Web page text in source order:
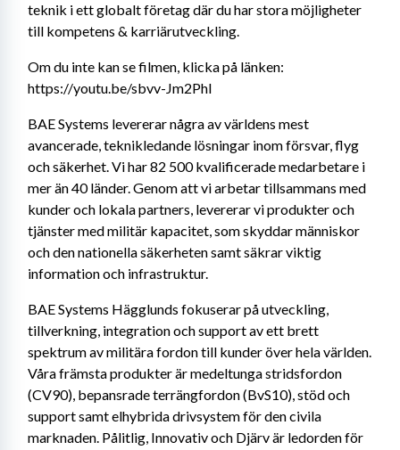
teknik i ett globalt företag där du har stora möjligheter
till kompetens & karriärutveckling.
Om du inte kan se filmen, klicka på länken:
https://youtu.be/sbvv-Jm2PhI
BAE Systems levererar några av världens mest
avancerade, teknikledande lösningar inom försvar, flyg
och säkerhet. Vi har 82 500 kvalificerade medarbetare i
mer än 40 länder. Genom att vi arbetar tillsammans med
kunder och lokala partners, levererar vi produkter och
tjänster med militär kapacitet, som skyddar människor
och den nationella säkerheten samt säkrar viktig
information och infrastruktur.
BAE Systems Hägglunds fokuserar på utveckling,
tillverkning, integration och support av ett brett
spektrum av militära fordon till kunder över hela världen.
Våra främsta produkter är medeltunga stridsfordon
(CV90), bepansrade terrängfordon (BvS10), stöd och
support samt elhybrida drivsystem för den civila
marknaden. Pålitlig, Innovativ och Djärv är ledorden för